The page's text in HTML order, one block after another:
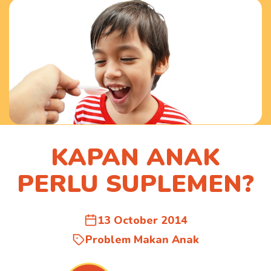
KAPAN ANAK
PERLU SUPLEMEN?
13 October 2014
Problem Makan Anak